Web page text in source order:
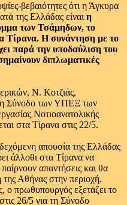
βεβαιότητες ότι η Άγκυρα
της Ελλάδας είναι η
των Τσάμηδων, το
Τίρανα. Η συνάντηση με το
παρά την υποδαύλιση του
διπλωματικές
Ν. Κοτζιάς,
Σύνοδο των ΥΠΕΞ των
Νοτιοανατολικής
στα Τίρανα στις 22/5.
απουσία της Ελλάδας
άλλοθι στα Τίρανα να
απαντήσεις και θα
Αθήνας στην περιοχή.
ο πρωθυπουργός εξετάζει το
26/5 για τη Σύνοδο